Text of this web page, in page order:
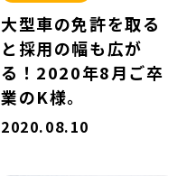
大型車の免許を取る
と採用の幅も広が
る！2020年8月ご卒
業のK様。
2020.08.10